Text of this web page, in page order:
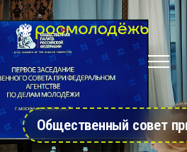
Общественный совет